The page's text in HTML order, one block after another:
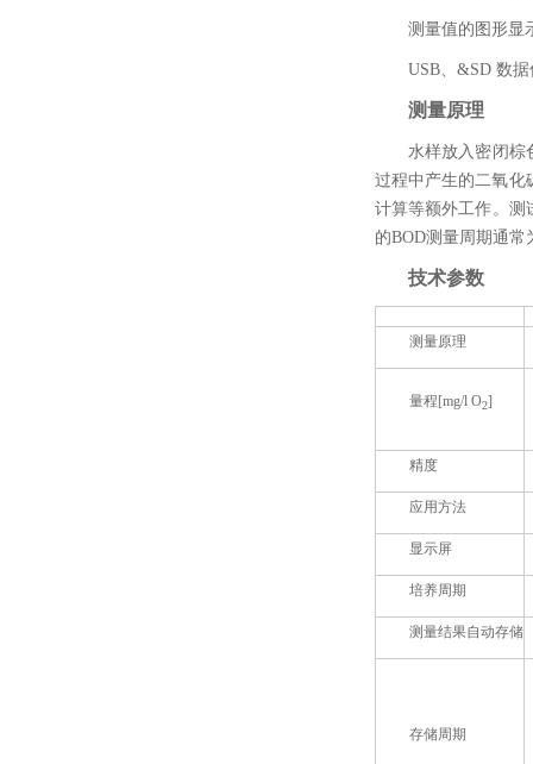
测量值的图形显
USB、&SD 数
测量原理
水样放入密闭棕
过程中产生的二氧化
计算等额外工作。测
的BOD测量周期通常
技术参数
测量原理
量程[mg/l O2]
精度
应用方法
显示屏
培养周期
测量结果自动存储
存储周期